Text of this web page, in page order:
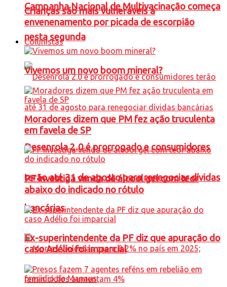
Campanha Nacional de Multivacinação começa
nesta segunda
Desenrola 2.0 é prorrogado e consumidores
terão até 31 de agosto para renegociar dívidas
bancárias
Crianças são mais vulneráveis a
envenenamento por picada de escorpião
Colunistas
Vivemos um novo boom mineral?
Moradores dizem que PM fez ação truculenta
em favela de SP
PF investiga venda de álcool gel com teor
abaixo do indicado no rótulo
Ex-superintendente da PF diz que apuração do
caso Adélio foi imparcial